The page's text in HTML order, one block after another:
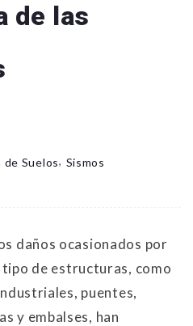
de las
de Suelos, Sismos
daños ocasionados por
tipo de estructuras, como
puentes,
y embalses, han